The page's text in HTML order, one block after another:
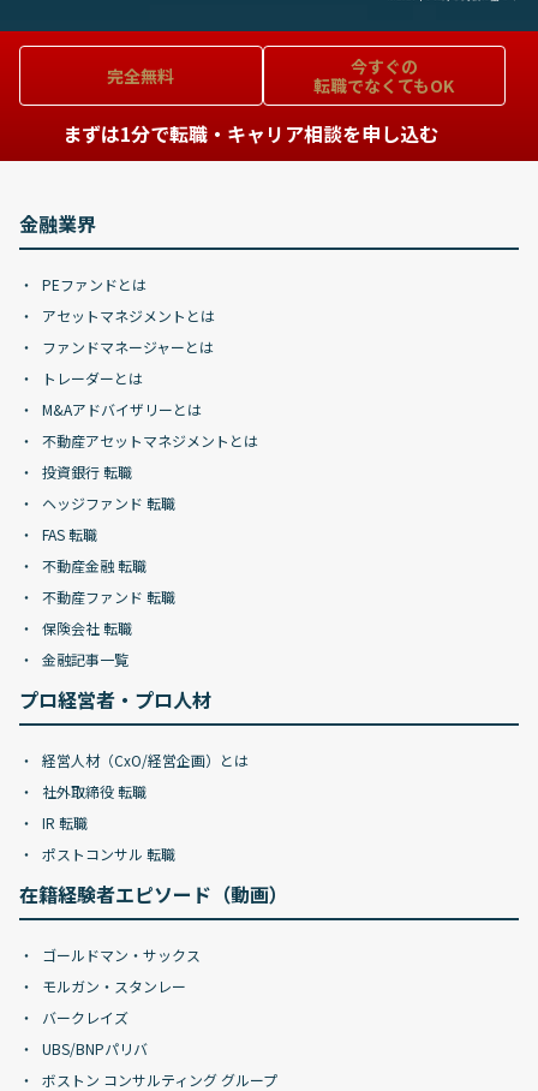
完全無料
今すぐの
転職でなくてもOK
まずは1分で転職・キャリア相談を申し込む
金融業界
PEファンドとは
アセットマネジメントとは
ファンドマネージャーとは
トレーダーとは
M&Aアドバイザリーとは
不動産アセットマネジメントとは
投資銀行 転職
ヘッジファンド 転職
FAS 転職
不動産金融 転職
不動産ファンド 転職
保険会社 転職
金融記事一覧
プロ経営者・プロ人材
経営人材（CxO/経営企画）とは
社外取締役 転職
IR 転職
ポストコンサル 転職
在籍経験者エピソード（動画）
ゴールドマン・サックス
モルガン・スタンレー
バークレイズ
UBS/BNPパリバ
ボストン コンサルティング グループ